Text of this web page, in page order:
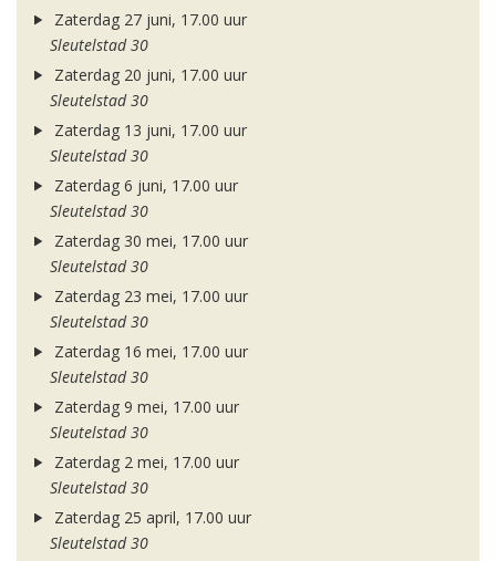
Zaterdag 27 juni, 17.00 uur
Sleutelstad 30
Zaterdag 20 juni, 17.00 uur
Sleutelstad 30
Zaterdag 13 juni, 17.00 uur
Sleutelstad 30
Zaterdag 6 juni, 17.00 uur
Sleutelstad 30
Zaterdag 30 mei, 17.00 uur
Sleutelstad 30
Zaterdag 23 mei, 17.00 uur
Sleutelstad 30
Zaterdag 16 mei, 17.00 uur
Sleutelstad 30
Zaterdag 9 mei, 17.00 uur
Sleutelstad 30
Zaterdag 2 mei, 17.00 uur
Sleutelstad 30
Zaterdag 25 april, 17.00 uur
Sleutelstad 30